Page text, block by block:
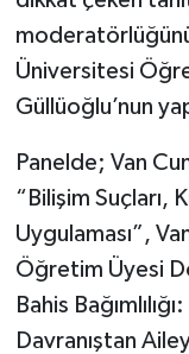
Üniversitesi
Güllüoğlu’nun
Panelde; Van
“Bilişim Suçları,
Uygulaması”,
Öğretim Üyesi
Bahis
Davranıştan